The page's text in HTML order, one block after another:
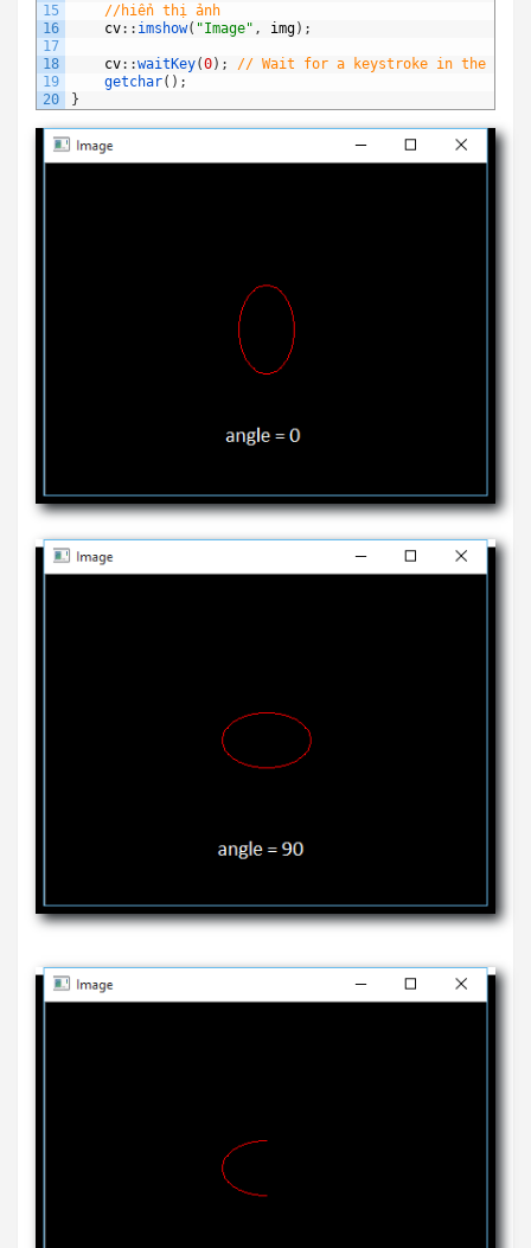
15
16
17
18
19
20
//hiển thị ảnh
cv: : imshow( "Image" , img) ;
cv: :waitKey(0) ;
// Wait for a keystroke in the
getchar( ) ;
}